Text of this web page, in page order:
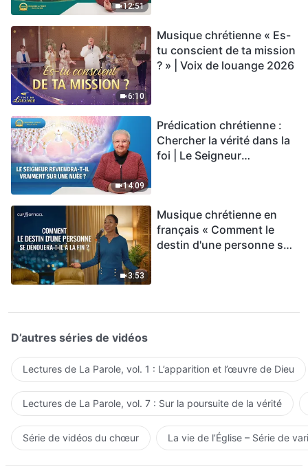
12:51
6:10
Musique chrétienne « Es-
tu conscient de ta mission
? » | Voix de louange 2026
14:09
Prédication chrétienne :
Chercher la vérité dans la
foi | Le Seigneur
3:53
Musique chrétienne en
français « Comment le
destin d'une personne se
D’autres séries de vidéos
Lectures de La Parole, vol. 1 : L’apparition et l’œuvre de Dieu
Lectures de La Parole, vol. 7 : Sur la poursuite de la vérité
Série de vidéos du chœur La vie de l’Église – Série de